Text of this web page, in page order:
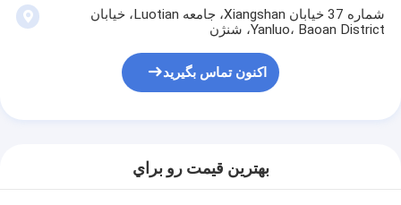
شماره 37 خیابان Xiangshan، جامعه Luotian، خیابان
Yanluo، Baoan District، شنژن
اکنون تماس بگیرید
بهترين قيمت رو براي